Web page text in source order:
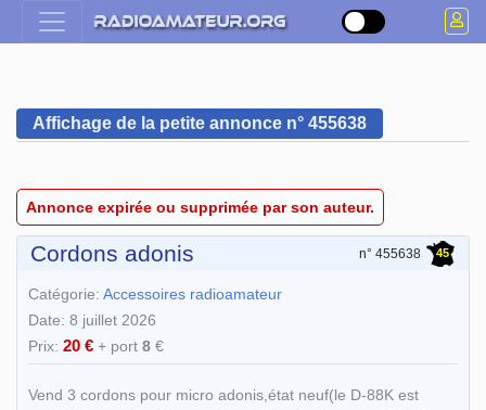
Affichage de la petite annonce n° 455638
Annonce expirée ou supprimée par son auteur.
Cordons adonis n° 455638 45
Catégorie: Accessoires radioamateur
Date: 8 juillet 2026
Prix: 20 € + port 8€
Vend 3 cordons pour micro adonis,état neuf(le D-88K est